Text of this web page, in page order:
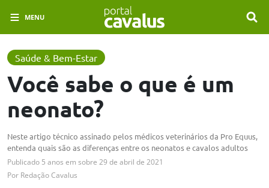
MENU
Saúde & Bem-Estar
Você sabe o que é um
neonato?
Neste artigo técnico assinado pelos médicos veterinários da Pro Equus,
entenda quais são as diferenças entre os neonatos e cavalos adultos
Publicado 5 anos em sobre 29 de abril de 2021
Por Redação Cavalus